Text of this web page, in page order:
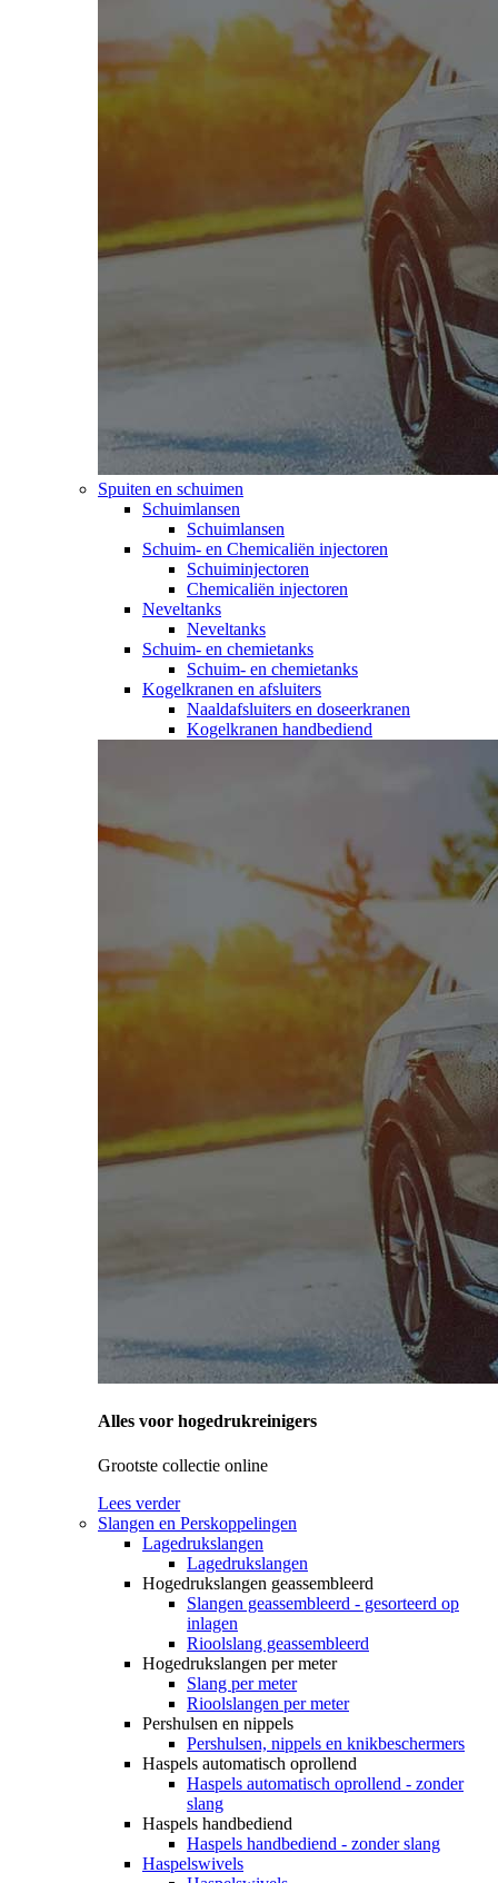
Spuiten en schuimen
Schuimlansen
Schuimlansen
Schuim- en Chemicaliën injectoren
Schuiminjectoren
Chemicaliën injectoren
Neveltanks
Neveltanks
Schuim- en chemietanks
Schuim- en chemietanks
Kogelkranen en afsluiters
Naaldafsluiters en doseerkranen
Kogelkranen handbediend
Alles voor hogedrukreinigers
Grootste collectie online
Lees verder
Slangen en Perskoppelingen
Lagedrukslangen
Lagedrukslangen
Hogedrukslangen geassembleerd
Slangen geassembleerd - gesorteerd op
inlagen
Rioolslang geassembleerd
Hogedrukslangen per meter
Slang per meter
Rioolslangen per meter
Pershulsen en nippels
Pershulsen, nippels en knikbeschermers
Haspels automatisch oprollend
Haspels automatisch oprollend - zonder
slang
Haspels handbediend
Haspels handbediend - zonder slang
Haspelswivels